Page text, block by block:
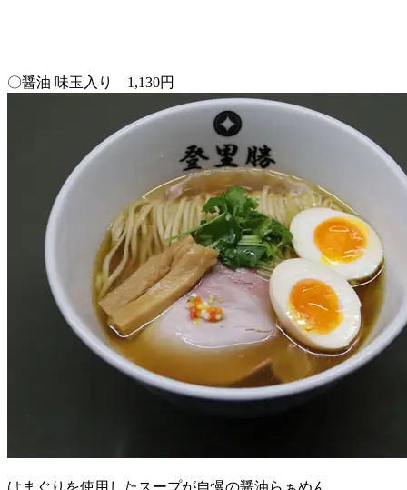
〇醤油 味玉入り 1,130円
はまぐりを使用したスープが自慢の醤油らぁめん。